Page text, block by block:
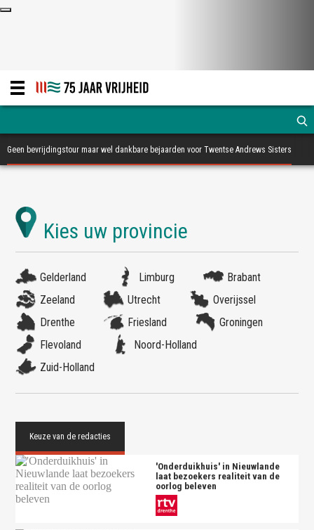
Geen bevrijdingstour maar wel dankbare bejaarden voor Twentse Andrews Sisters
Gelderland Limburg
Brabant
Zeeland
Utrecht
Overijssel
Drenthe
Friesland
Groningen
Flevoland
Noord-Holland
Zuid-Holland
'Onderduikhuis' in Nieuwlande
laat bezoekers realiteit van de
oorlog beleven